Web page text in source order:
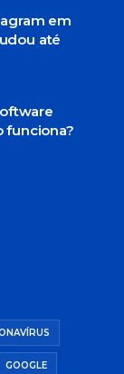
em
até
funciona?
GOOGLE